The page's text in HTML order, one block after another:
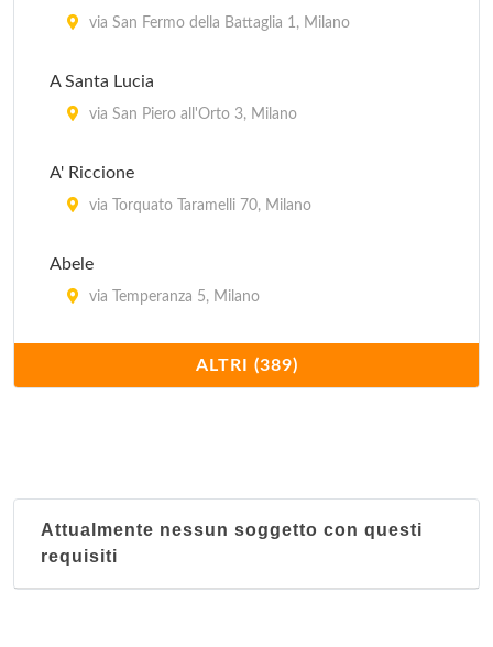
via San Fermo della Battaglia 1, Milano
A Santa Lucia
via San Piero all'Orto 3, Milano
A' Riccione
via Torquato Taramelli 70, Milano
Abele
via Temperanza 5, Milano
piazza della Repubblica 17, Milano
Ai Giardini
ALTRI (389)
Attualmente nessun soggetto con questi
requisiti